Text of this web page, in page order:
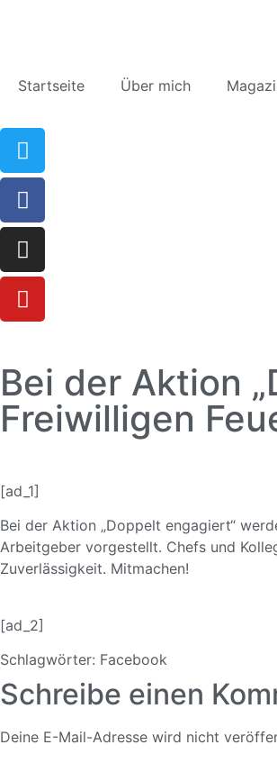
Startseite Über mich
Bei der Aktion
Freiwilligen
[ad_1]
Bei der Aktion „Doppelt engagiert“
Arbeitgeber vorgestellt. Chefs und
Zuverlässigkeit. Mitmachen!
[ad_2]
Schlagwörter: Facebook
Schreibe einen
Deine E-Mail-Adresse wird nicht